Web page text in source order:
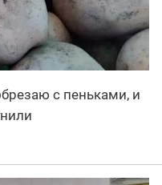
с пеньками, и